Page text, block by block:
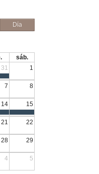
Día
sáb.
31 1
7 8
14 15
21 22
28 29
4 5